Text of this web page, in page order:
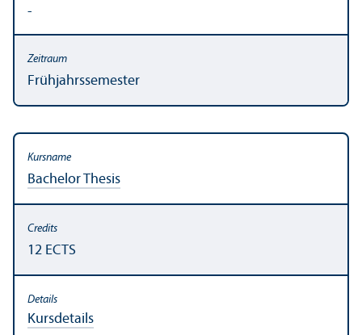
-
Frühjahrssemester
Bachelor Thesis
12 ECTS
Kursdetails